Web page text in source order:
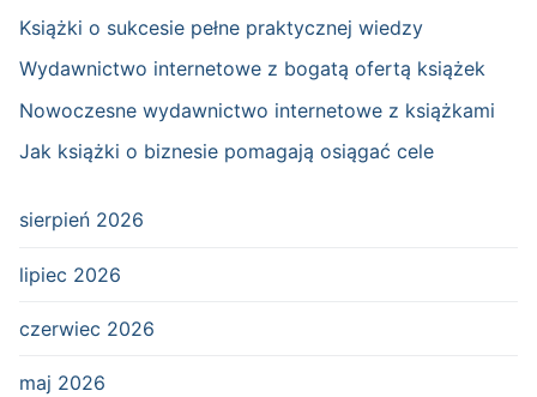
Książki o sukcesie pełne praktycznej wiedzy
Wydawnictwo internetowe z bogatą ofertą książek
Nowoczesne wydawnictwo internetowe z książkami
Jak książki o biznesie pomagają osiągać cele
sierpień 2026
lipiec 2026
czerwiec 2026
maj 2026